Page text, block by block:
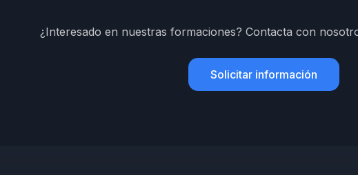
¿Interesado en nuestras formaciones? Contacta con
Solicitar información